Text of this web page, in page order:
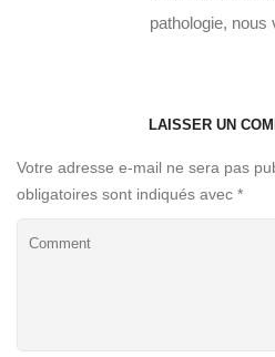
pathologie, nous
LAISSER UN
Votre adresse e-mail ne sera pas
obligatoires sont indiqués avec *